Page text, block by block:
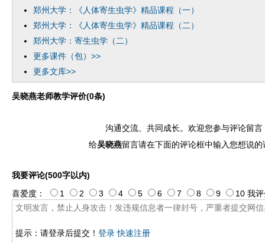
郑州大学：《人体寄生虫学》精品课程（一）
郑州大学：《人体寄生虫学》精品课程（二）
郑州大学：寄生虫学（二）
更多课件（包）>>
更多文库>>
吴晓燕老师教学评价(0条)
沟通交流、共同成长。欢迎您参与评论留言
给吴晓燕留言请在下面的评论框中输入您想说的
我要评论(500字以内)
提示：请登录后提交！ 登录 快速注册
喜爱度： 1 2 3 4 5 6 7 8 9 10 我评